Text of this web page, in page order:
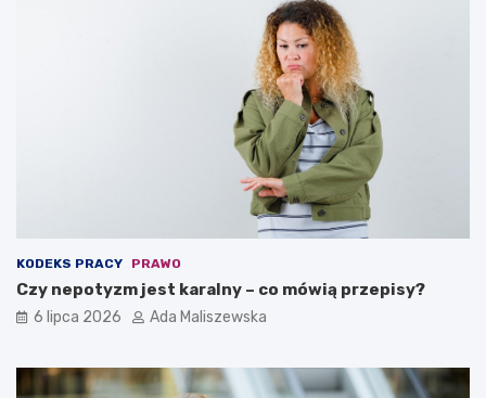
KODEKS PRACY PRAWO
Czy nepotyzm jest karalny – co mówią przepisy?
6 lipca 2026 Ada Maliszewska